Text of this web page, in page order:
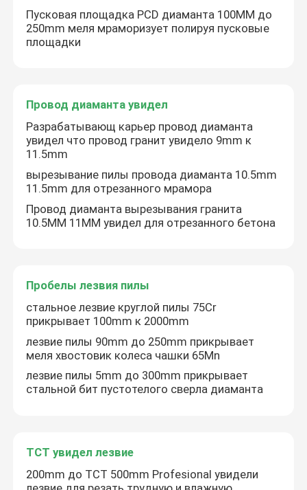
Керамическое лезвие диаманта
Пусковая площадка диаманта меля
Провод диаманта увидел
Пробелы лезвия пилы
Промышленный металлический порошок
Прессформы графита
Пусковая площадка PCD диаманта 100MM до
250mm меля мраморизует полируя пусковые
площадки
Провод диаманта увидел
Разрабатывающ карьер провод диаманта
увидел что провод гранит увидело 9mm к
11.5mm
вырезывание пилы провода диаманта 10.5mm
11.5mm для отрезанного мрамора
Провод диаманта вырезывания гранита
10.5MM 11MM увидел для отрезанного бетона
Пробелы лезвия пилы
стальное лезвие круглой пилы 75Cr
прикрывает 100mm к 2000mm
лезвие пилы 90mm до 250mm прикрывает
меля хвостовик колеса чашки 65Mn
лезвие пилы 5mm до 300mm прикрывает
стальной бит пустотелого сверла диаманта
TCT увидел лезвие
200mm до TCT 500mm Profesional увидели